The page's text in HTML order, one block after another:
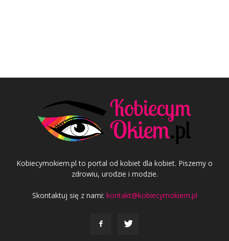
Kobiecymokiem.pl to portal od kobiet dla kobiet. Piszemy o
zdrowiu, urodzie i modzie.
Skontaktuj się z nami: kontakt@kobiecymokiem.pl